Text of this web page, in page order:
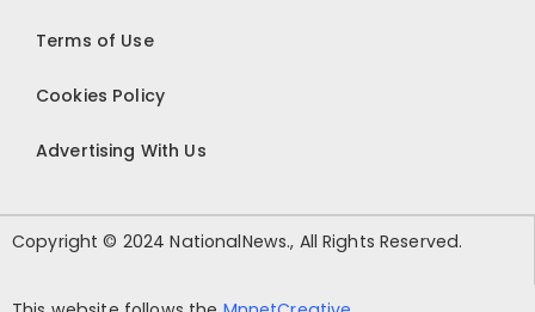
Terms of Use
Cookies Policy
Advertising With Us
Copyright © 2024 NationalNews., All Rights Reserved.